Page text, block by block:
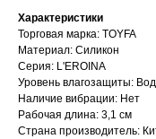
Характеристики
Торговая марка: TOYFA
Материал: Силикон
Серия: L'EROINA
Уровень влагозащиты:
Наличие вибрации: Нет
Рабочая длина: 3,1 см
Страна производитель: